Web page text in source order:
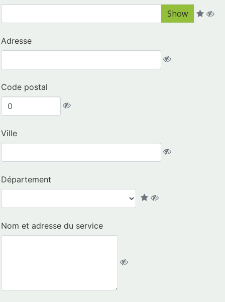
Show
Adresse
Code postal
Ville
Département
Nom et adresse du service